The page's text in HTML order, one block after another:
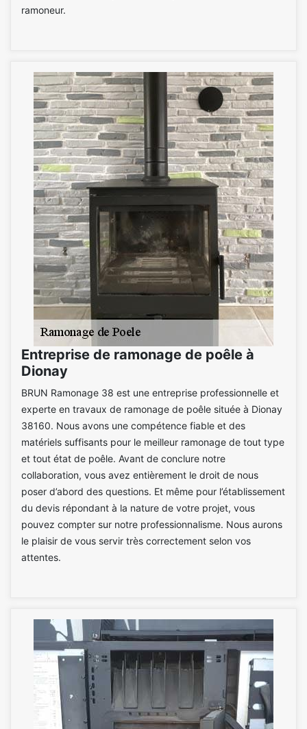
ramoneur.
Entreprise de ramonage de poêle à
Dionay
BRUN Ramonage 38 est une entreprise professionnelle et
experte en travaux de ramonage de poêle située à Dionay
38160. Nous avons une compétence fiable et des
matériels suffisants pour le meilleur ramonage de tout type
et tout état de poêle. Avant de conclure notre
collaboration, vous avez entièrement le droit de nous
poser d’abord des questions. Et même pour l’établissement
du devis répondant à la nature de votre projet, vous
pouvez compter sur notre professionnalisme. Nous aurons
le plaisir de vous servir très correctement selon vos
attentes.